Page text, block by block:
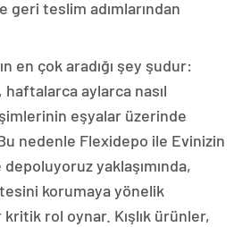
geri teslim adımlarından
en çok aradığı şey şudur:
aylarca nasıl
eşyalar üzerinde
nedenle Flexidepo ile Evinizin
yaklaşımında,
korumaya yönelik
rol oynar. Kışlık ürünler,